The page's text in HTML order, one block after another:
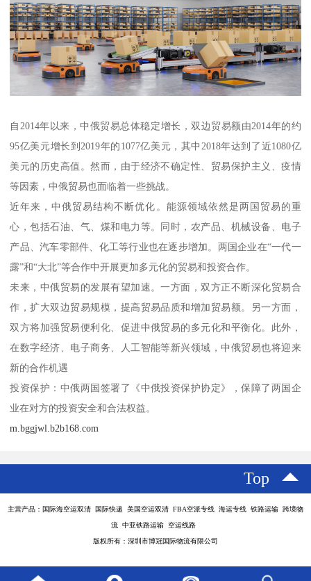
自2014年以来，中俄贸易总体稳定增长，双边贸易额由2014年的约
95亿美元增长到2019年的1077亿美元，其中2018年达到了近1080亿
美元的历史高值。然而，由于经济不确定性、贸易保护主义、疫情
等因素，中俄贸易也面临着一些挑战。
近年来，中俄贸易结构不断优化。能源领域依然是两国贸易的重
心，包括石油、气、煤和电力等。同时，农产品、机械设备、电子
产品、汽车零部件、化工等行业也在逐步增加。两国企业在“一代一
露”和“大北”等合作中开展更加多元化的贸易和投资合作。
未来，中俄贸易的发展有望加速。一方面，双方正不断深化贸易合
作，扩大双边贸易规模，提高贸易品质和增加贸易额。另一方面，
双方将加强贸易便利化、促进中俄贸易的多元化和平衡化。此外，
在数字经济、电子商务、人工智能等新兴领域，中俄贸易也将迎来
新的合作机遇
投资保护：中俄两国签署了《中俄投资保护协定》，保障了两国企
业在对方的投资安全和合法权益。
m.bggjwl.b2b168.com
Top
主营产品：国际海空运双清 国际快递 美国空运双清 FBA空派专线 海运专线 铁路运输 跨境物
流 中亚铁路运输 空运线路
版权所有：深圳市博冠国际物流有限公司